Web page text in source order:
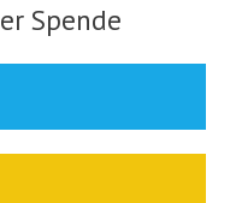
Spende